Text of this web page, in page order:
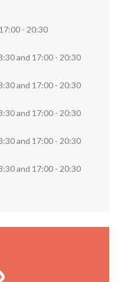
17:00 - 20:30
and 17:00 - 20:30
and 17:00 - 20:30
and 17:00 - 20:30
and 17:00 - 20:30
and 17:00 - 20:30
librería o rellena el